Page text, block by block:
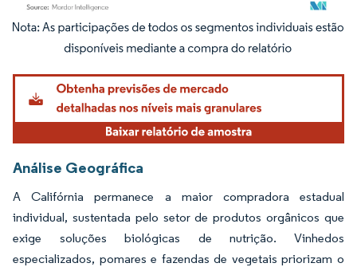
Imagem © Mordor Intelligence. O reuso requer atribuição conforme CC BY 4.0.
Análise Geográfica
A Califórnia permanece a maior compradora estadual
individual, sustentada pelo setor de produtos orgânicos que
exige soluções biológicas de nutrição. Vinhedos
especializados, pomares e fazendas de vegetais priorizam o